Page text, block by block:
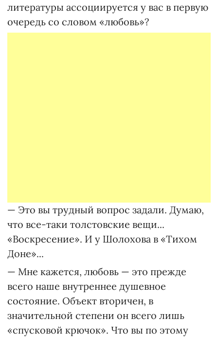
литературы ассоциируется у вас в первую
очередь со словом «любовь»?
— Это вы трудный вопрос задали. Думаю,
что все-таки толстовские вещи...
«Воскресение». И у Шолохова в «Тихом
Доне»...
— Мне кажется, любовь — это прежде
всего наше внутреннее душевное
состояние. Объект вторичен, в
значительной степени он всего лишь
«спусковой крючок». Что вы по этому